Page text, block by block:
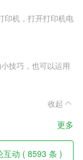
印机，打开打印机电
技巧，也可以运用
收起
更多
互动 ( 8593 条 )